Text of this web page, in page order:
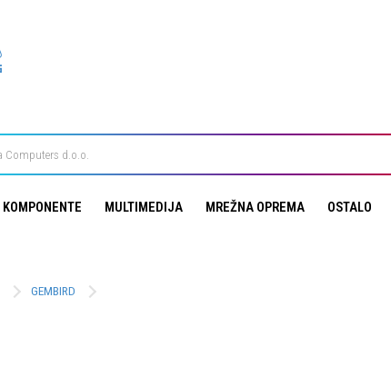
KOMPONENTE MULTIMEDIJA MREŽNA OPREMA OSTALO
GEMBIRD